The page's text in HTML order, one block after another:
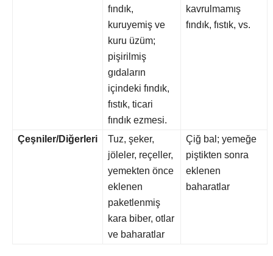
fındık,
kuruyemiş ve
kuru üzüm;
pişirilmiş
gıdaların
içindeki fındık,
fıstık, ticari
fındık ezmesi.
kavrulmamış
fındık, fıstık, vs.
Çeşniler/Diğerleri
Tuz, şeker,
jöleler, reçeller,
yemekten önce
eklenen
paketlenmiş
kara biber, otlar
ve baharatlar
Çiğ bal; yemeğe
piştikten sonra
eklenen
baharatlar